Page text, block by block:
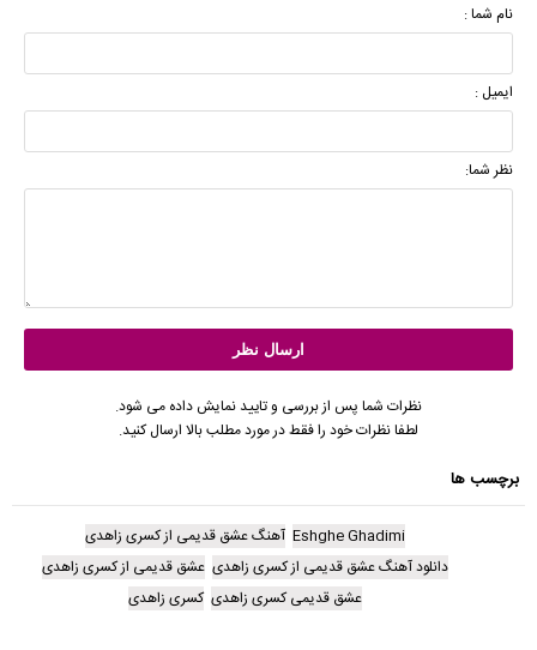
نام شما :
ایمیل :
نظر شما:
نظرات شما پس از بررسی و تایید نمایش داده می شود.
لطفا نظرات خود را فقط در مورد مطلب بالا ارسال کنید.
برچسب ها
Eshghe Ghadimi آهنگ عشق قدیمی از کسری زاهدی
دانلود آهنگ عشق قدیمی از کسری زاهدی عشق قدیمی از کسری زاهدی
عشق قدیمی کسری زاهدی کسری زاهدی